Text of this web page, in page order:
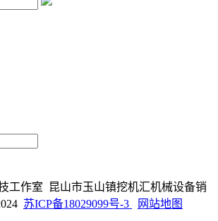
工作室 昆山市玉山镇挖机汇机械设备销
苏ICP备18029099号-3 网站地图